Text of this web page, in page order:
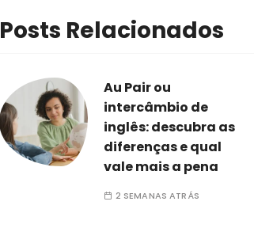
Posts Relacionados
Au Pair ou
intercâmbio de
inglês: descubra as
diferenças e qual
vale mais a pena
2 SEMANAS ATRÁS